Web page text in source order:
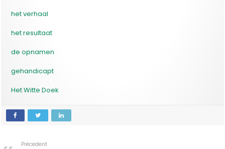
het verhaal
het resultaat
de opnamen
gehandicapt
Het Witte Doek
Précedent